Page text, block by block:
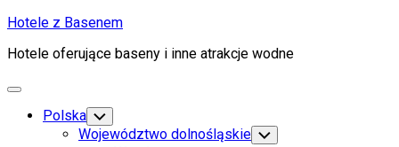
Skip
content
Hotele z Basenem
Hotele oferujące baseny i inne atrakcje wodne
Expand
Polska Toggle
Child
Menu
Województwo dolnośląskie Toggle